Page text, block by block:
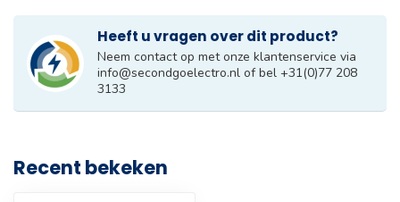
Heeft u vragen over dit product?
Neem contact op met onze klantenservice via
info@secondgoelectro.nl of bel +31(0)77 208
3133
Recent bekeken